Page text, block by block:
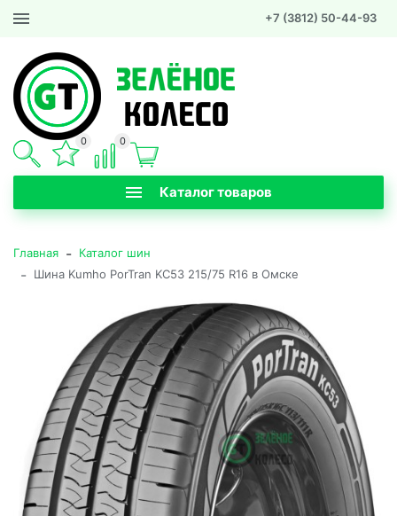
+7 (3812) 50-44-93
Каталог товаров
0 0
Главная - Каталог шин
- Шина Kumho PorTran KC53 215/75 R16 в Омске